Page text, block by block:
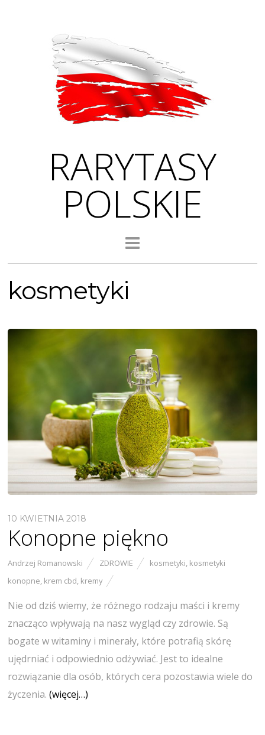
RARYTASY
POLSKIE
kosmetyki
10 KWIETNIA 2018
Konopne piękno
Andrzej Romanowski ZDROWIE kosmetyki, kosmetyki
konopne, krem cbd, kremy
Nie od dziś wiemy, że różnego rodzaju maści i kremy
znacząco wpływają na nasz wygląd czy zdrowie. Są
bogate w witaminy i minerały, które potrafią skórę
ujędrniać i odpowiednio odżywiać. Jest to idealne
rozwiązanie dla osób, których cera pozostawia wiele do
życzenia.(więcej…)